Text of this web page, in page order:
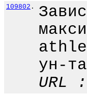
109802 .
ун-
URL